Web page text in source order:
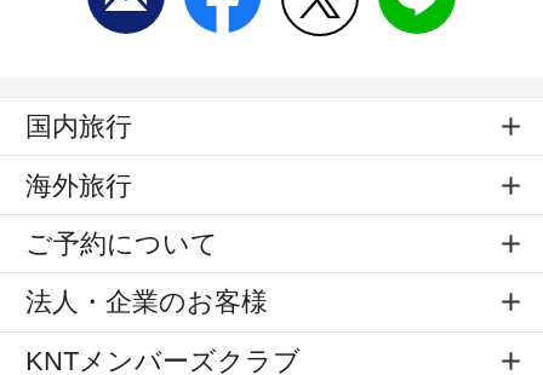
国内旅行
海外旅行
ご予約について
法人・企業のお客様
KNTメンバーズクラブ